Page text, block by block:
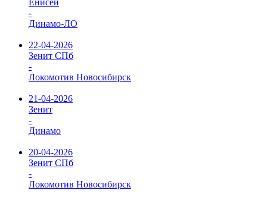
Енисей
-
Динамо-ЛО
22-04-2026
Зенит СПб
-
Локомотив Новосибирск
21-04-2026
Зенит
-
Динамо
20-04-2026
Зенит СПб
-
Локомотив Новосибирск